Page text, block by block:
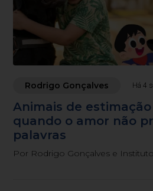
Rodrigo Gonçalves Há 4
Animais de
quando o amor não
palavras
Por Rodrigo Gonçalves e